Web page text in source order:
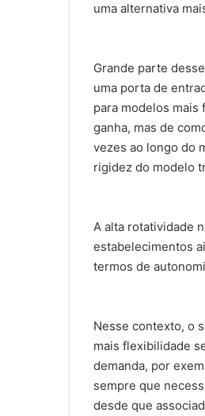
uma alternativa
Grande parte
uma porta de
para modelos mais
ganha, mas de
vezes ao longo do
rigidez do modelo
A alta rotatividade
estabelecimentos
termos de
Nesse contexto, o
mais flexibilidade
demanda, por
sempre que
desde que